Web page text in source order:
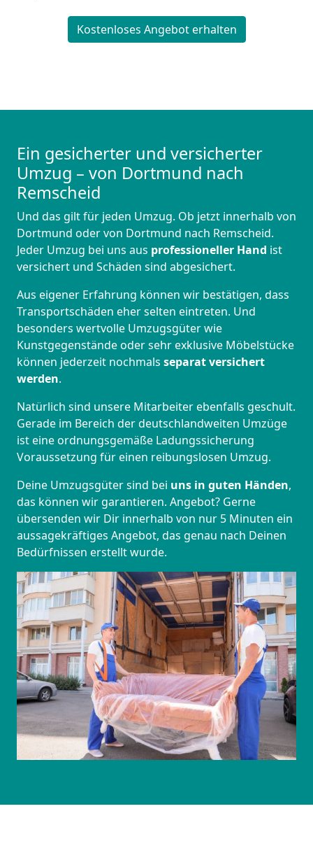
Kostenloses Angebot erhalten
Ein gesicherter und versicherter
Umzug – von Dortmund nach
Remscheid
Und das gilt für jeden Umzug. Ob jetzt innerhalb von
Dortmund oder von Dortmund nach Remscheid.
Jeder Umzug bei uns aus professioneller Hand ist
versichert und Schäden sind abgesichert.
Aus eigener Erfahrung können wir bestätigen, dass
Transportschäden eher selten eintreten. Und
besonders wertvolle Umzugsgüter wie
Kunstgegenstände oder sehr exklusive Möbelstücke
können jederzeit nochmals separat versichert
werden.
Natürlich sind unsere Mitarbeiter ebenfalls geschult.
Gerade im Bereich der deutschlandweiten Umzüge
ist eine ordnungsgemäße Ladungssicherung
Voraussetzung für einen reibungslosen Umzug.
Deine Umzugsgüter sind bei uns in guten Händen,
das können wir garantieren. Angebot? Gerne
übersenden wir Dir innerhalb von nur 5 Minuten ein
aussagekräftiges Angebot, das genau nach Deinen
Bedürfnissen erstellt wurde.